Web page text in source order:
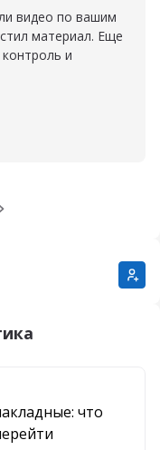
видео по вашим
материал. Еще
и
что